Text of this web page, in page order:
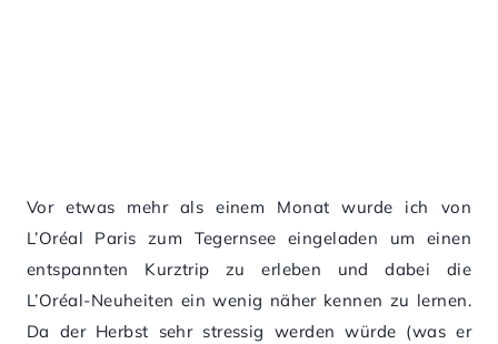
Vor etwas mehr als einem Monat wurde ich von
L’Oréal Paris zum Tegernsee eingeladen um einen
entspannten Kurztrip zu erleben und dabei die
L’Oréal-Neuheiten ein wenig näher kennen zu lernen.
Da der Herbst sehr stressig werden würde (was er